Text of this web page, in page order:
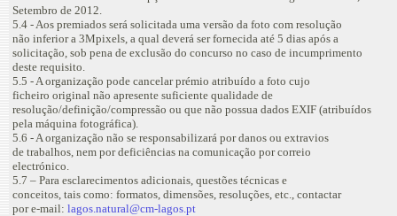
Setembro de 2012.
5.4 - Aos premiados será solicitada uma versão da foto com resolução
não inferior a 3Mpixels, a qual deverá ser fornecida até 5 dias após a
solicitação, sob pena de exclusão do concurso no caso de incumprimento
deste requisito.
5.5 - A organização pode cancelar prémio atribuído a foto cujo
ficheiro original não apresente suficiente qualidade de
resolução/definição/compressão ou que não possua dados EXIF (atribuídos
pela máquina fotográfica).
5.6 - A organização não se responsabilizará por danos ou extravios
de trabalhos, nem por deficiências na comunicação por correio
electrónico.
5.7 – Para esclarecimentos adicionais, questões técnicas e
conceitos, tais como: formatos, dimensões, resoluções, etc., contactar
por e-mail: lagos.natural@cm-lagos.pt